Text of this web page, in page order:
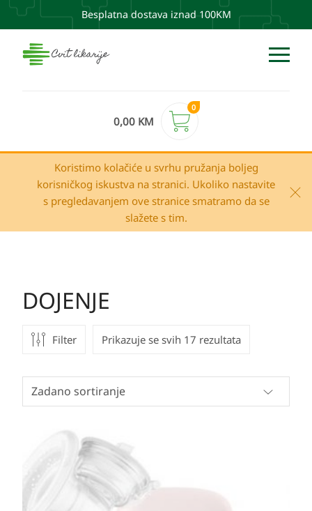
Besplatna dostava iznad 100KM
0,00 KM
0
Koristimo kolačiće u svrhu pružanja boljeg
korisničkog iskustva na stranici. Ukoliko nastavite
s pregledavanjem ove stranice smatramo da se
slažete s tim.
DOJENJE
Filter Prikazuje se svih 17 rezultata